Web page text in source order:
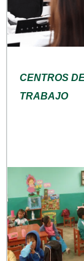
CENTROS
TRABAJO